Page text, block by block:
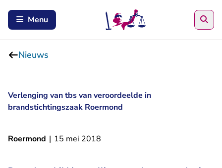
Menu
Nieuws
Verlenging van tbs van veroordeelde in
brandstichtingszaak Roermond
Roermond | 15 mei 2018